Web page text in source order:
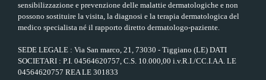
sensibilizzazione e prevenzione delle malattie dermatologiche e non
possono sostituire la visita, la diagnosi e la terapia dermatologica del
medico specialista né il rapporto diretto dermatologo-paziente.
SEDE LEGALE : Via San marco, 21, 73030 - Tiggiano (LE) DATI
SOCIETARI : P.I. 04564620757, C.S. 10.000,00 i.v.R.I./CC.I.AA. LE
04564620757 REA LE 301833